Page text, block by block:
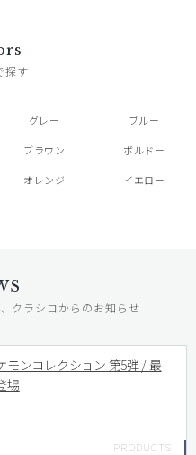
探す
グレー ブルー
ブラウン ボルドー
オレンジ イエロー
クラシコからのお知らせ
モンコレクション 第5弾 / 最
場